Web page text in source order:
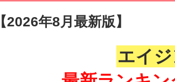
【2026年8月最新版】
エイ